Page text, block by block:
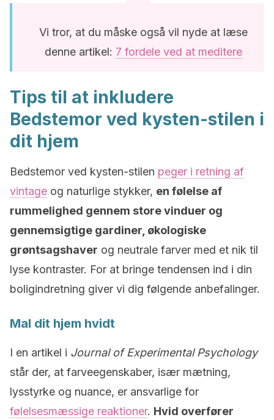
Vi tror, at du måske også vil nyde at læse
denne artikel: 7 fordele ved at meditere
Tips til at inkludere
Bedstemor ved kysten-stilen i
dit hjem
Bedstemor ved kysten-stilen peger i retning af
vintage og naturlige stykker, en følelse af
rummelighed gennem store vinduer og
gennemsigtige gardiner, økologiske
grøntsagshaver og neutrale farver med et nik til
lyse kontraster. For at bringe tendensen ind i din
boligindretning giver vi dig følgende anbefalinger.
Mal dit hjem hvidt
I en artikel i Journal of Experimental Psychology
står der, at farveegenskaber, især mætning,
lysstyrke og nuance, er ansvarlige for
følelsesmæssige reaktioner. Hvid overfører